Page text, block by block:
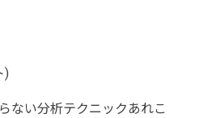
)
ない分析テクニックあれこ